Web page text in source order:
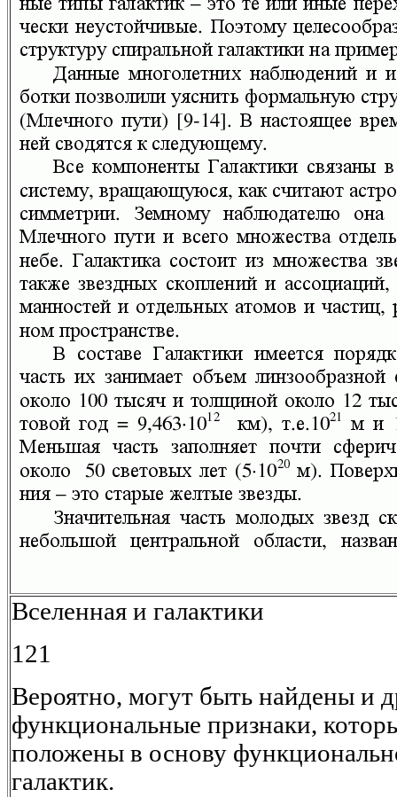
Вселенная и галактики
121
Вероятно, могут быть найдены и
функциональные признаки,
положены в основу
галактик.